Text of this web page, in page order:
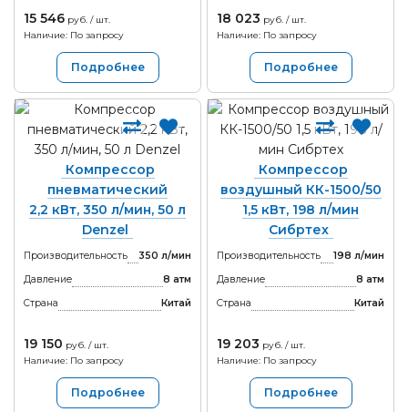
15 546 руб. / шт.
Наличие: По запросу
Подробнее
18 023 руб. / шт.
Наличие: По запросу
Подробнее
Компрессор
пневматический
2,2 кВт, 350 л/мин, 50 л
Denzel
Производительность
350 л/мин
Давление
8 атм
Страна
Китай
19 150 руб. / шт.
Наличие: По запросу
Подробнее
Компрессор
воздушный КК-1500/50
1,5 кВт, 198 л/мин
Сибртех
Производительность
198 л/мин
Давление
8 атм
Страна
Китай
19 203 руб. / шт.
Наличие: По запросу
Подробнее